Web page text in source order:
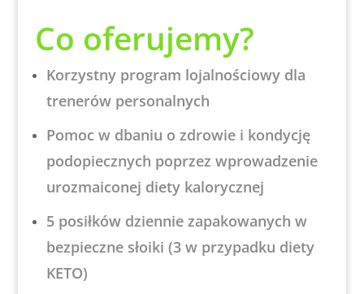
Co oferujemy?
Korzystny program lojalnościowy dla
trenerów personalnych
Pomoc w dbaniu o zdrowie i kondycję
podopiecznych poprzez wprowadzenie
urozmaiconej diety kalorycznej
5 posiłków dziennie zapakowanych w
bezpieczne słoiki (3 w przypadku diety
KETO)